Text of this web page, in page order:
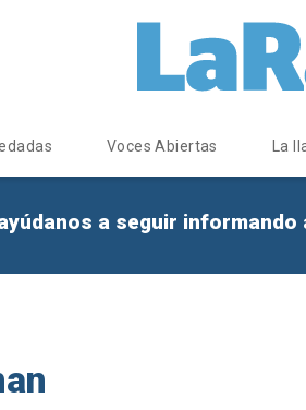
Voces Abiertas La
a seguir